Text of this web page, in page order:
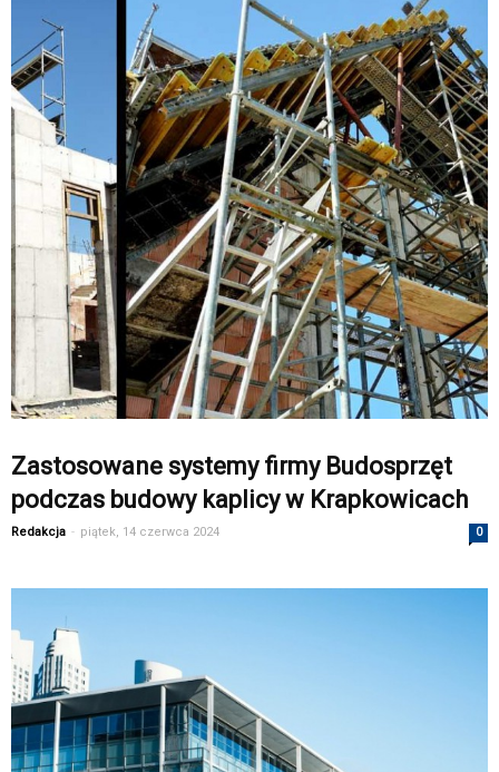
Zastosowane systemy firmy Budosprzęt
podczas budowy kaplicy w Krapkowicach
Redakcja - piątek, 14 czerwca 2024 0